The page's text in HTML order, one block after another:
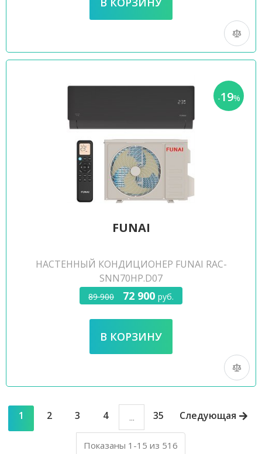
-19%
FUNAI
НАСТЕННЫЙ КОНДИЦИОНЕР FUNAI RAC-
SNN70HP.D07
89 900 72 900 руб.
1 2 3 4 ... 35 Следующая
Показаны 1-15 из 516